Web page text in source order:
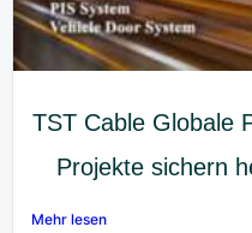
TST Cable Globale
Projekte sichern
Mehr lesen